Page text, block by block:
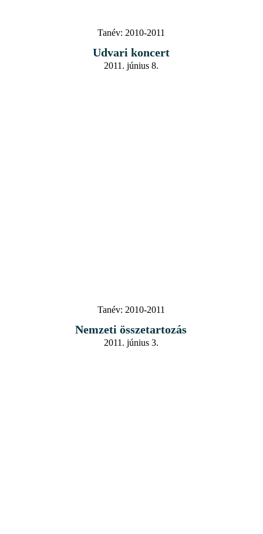
Tanév: 2010-2011
Udvari koncert
2011. június 8.
Tanév: 2010-2011
Nemzeti összetartozás
2011. június 3.